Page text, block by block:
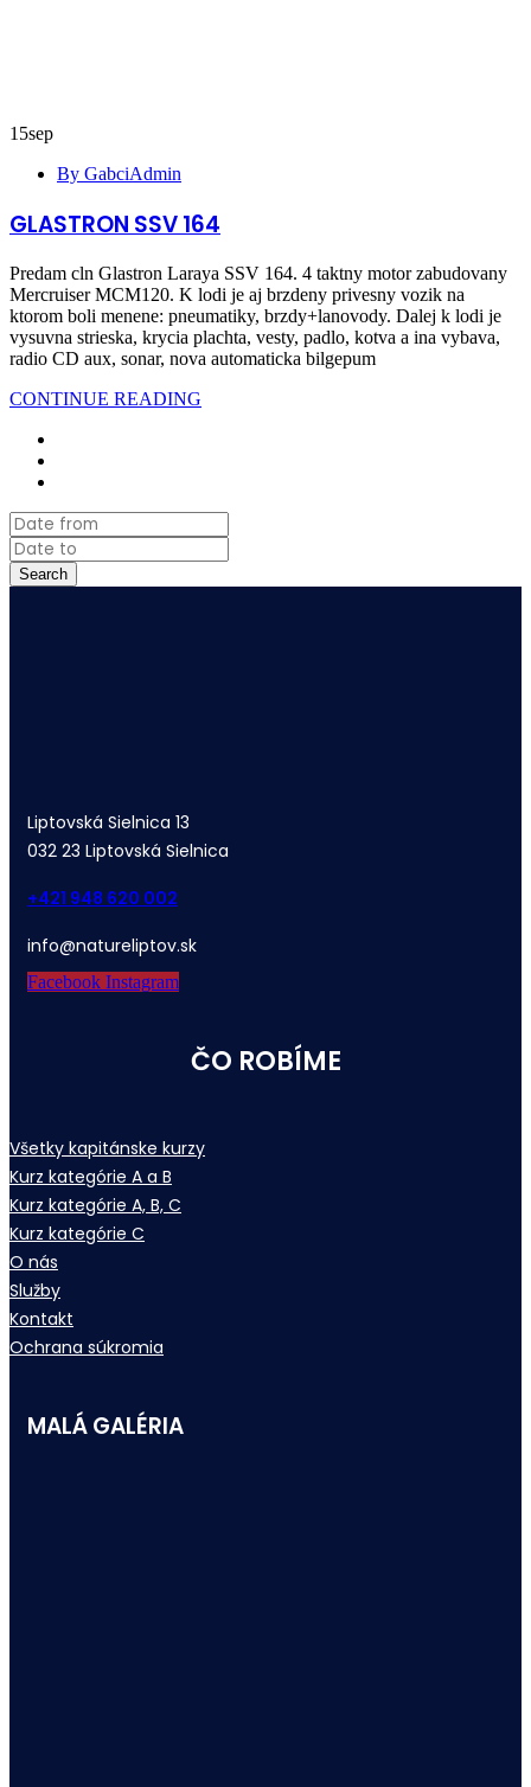
15sep
By GabciAdmin
GLASTRON SSV 164
Predam cln Glastron Laraya SSV 164. 4 taktny motor zabudovany
Mercruiser MCM120. K lodi je aj brzdeny privesny vozik na
ktorom boli menene: pneumatiky, brzdy+lanovody. Dalej k lodi je
vysuvna strieska, krycia plachta, vesty, padlo, kotva a ina vybava,
radio CD aux, sonar, nova automaticka bilgepum
CONTINUE READING
Search
Liptovská Sielnica 13
032 23 Liptovská Sielnica
+421 948 620 002
info@natureliptov.sk
Facebook Instagram
ČO ROBÍME
Všetky kapitánske kurzy
Kurz kategórie A a B
Kurz kategórie A, B, C
Kurz kategórie C
O nás
Služby
Kontakt
Ochrana súkromia
MALÁ GALÉRIA